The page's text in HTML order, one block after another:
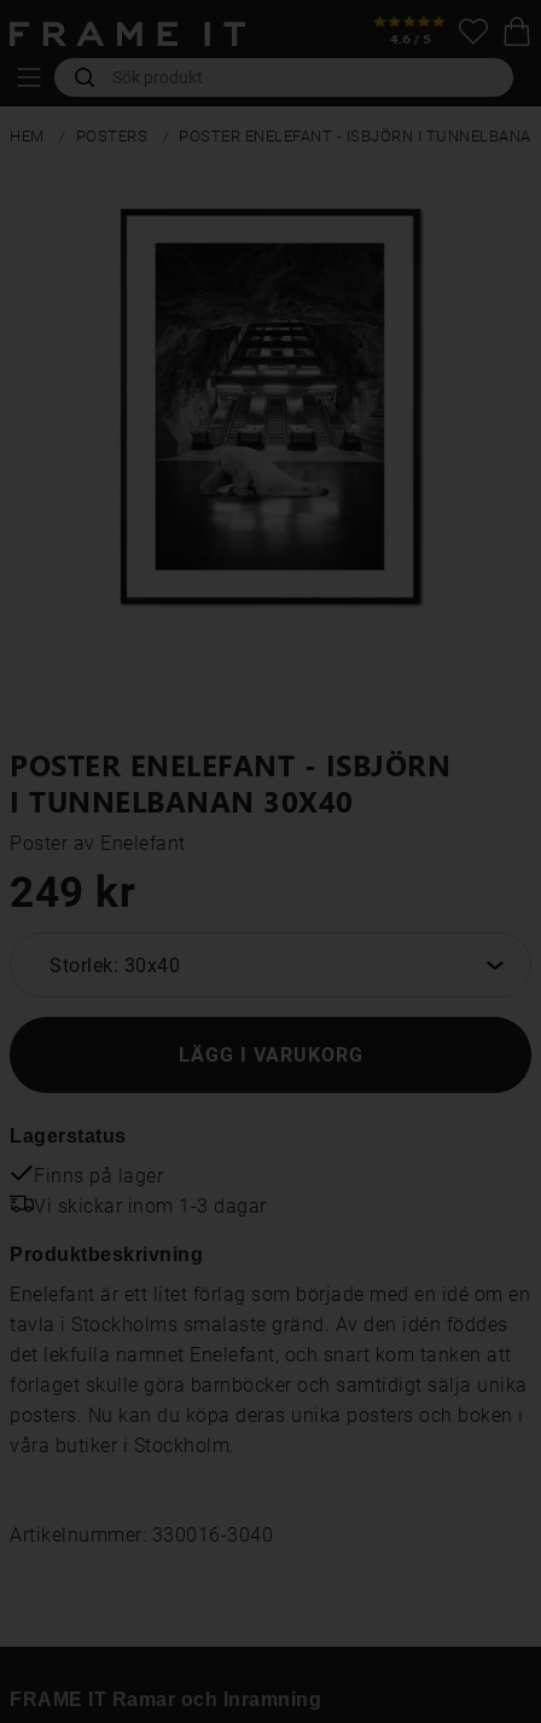
HEM POSTERS POSTER ENELEFANT - ISBJÖRN I TUNNELBANAN
POSTER ENELEFANT - ISBJÖRN
I TUNNELBANAN 30X40
Poster av Enelefant
249 kr
Storlek: 30x40
LÄGG I VARUKORG
Lagerstatus
Finns på lager
Vi skickar inom 1-3 dagar
Produktbeskrivning
Enelefant är ett litet förlag som började med en idé om en
tavla i Stockholms smalaste gränd. Av den idén föddes
det lekfulla namnet Enelefant, och snart kom tanken att
förlaget skulle göra barnböcker och samtidigt sälja unika
posters. Nu kan du köpa deras unika posters och boken i
våra butiker i Stockholm.
Artikelnummer: 330016-3040
FRAME IT Ramar och Inramning